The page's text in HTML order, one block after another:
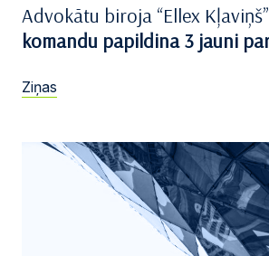
Advokātu biroja “Ellex Kļaviņš”
komandu papildina 3 jauni
Ziņas